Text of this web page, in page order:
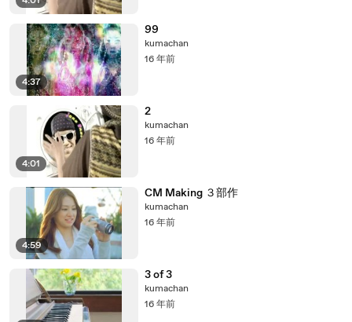
4:37
99
kumachan
16 年前
4:01
2
kumachan
16 年前
4:59
CM Making ３部作
kumachan
16 年前
3 of 3
kumachan
16 年前